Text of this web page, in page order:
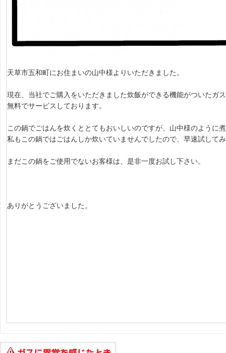
天草市五和町にお住まいの山中様よりいただきました。
現在、当社でご購入をいただきました炊飯ができる機能がついたガ
無料でサービスしております。
この鍋でごはんを炊くととてもおいしいのですが、山中様のように
私もこの鍋ではごはんしか炊いていませんでしたので、早速試して
まだこの鍋をご使用でないお客様は、是非一度お試し下さい。
ありがとうございました。